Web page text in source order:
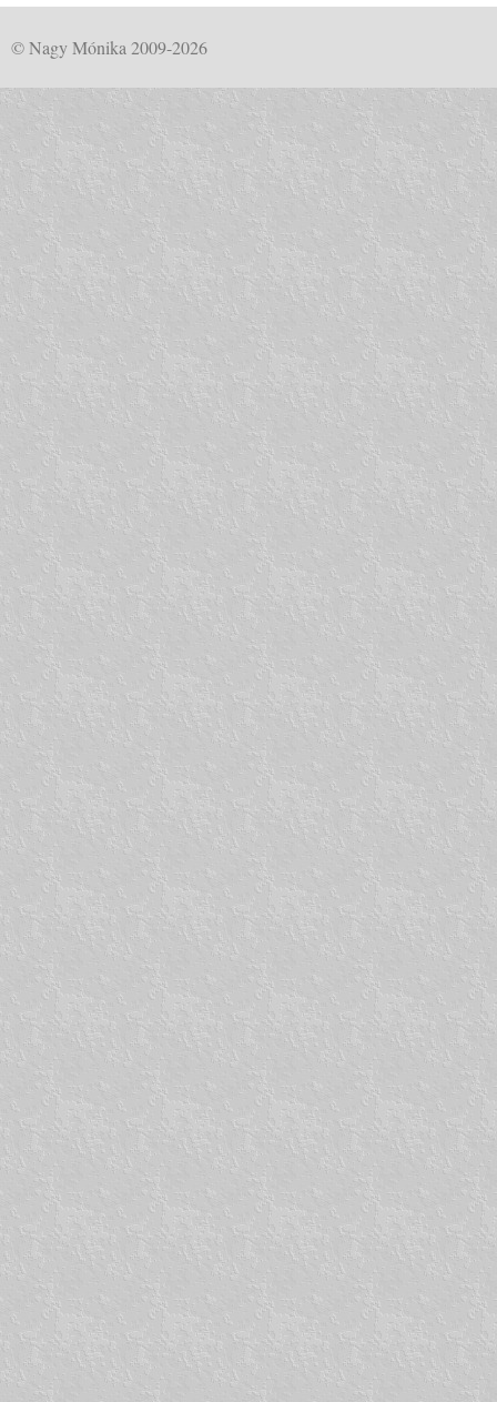
© Nagy Mónika 2009-2026